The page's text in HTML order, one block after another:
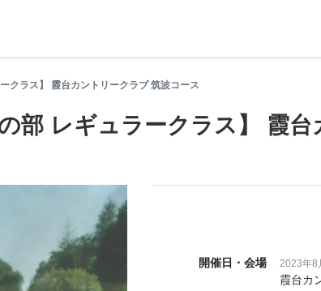
クラス】 霞台カントリークラブ 筑波コース
部 レギュラークラス】 霞
開催日・会場 2023年8
霞台カ